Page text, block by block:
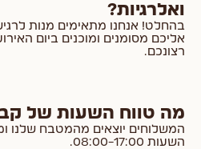
ואלרגיות?
בהחלט! אנחנו מתאימים מנות
אליכם מסומנים ומוכנים ביום
רצונכם.
מה טווח השעות של
המשלוחים יוצאים מהמטבח שלנו
השעות 08:00-17:00.